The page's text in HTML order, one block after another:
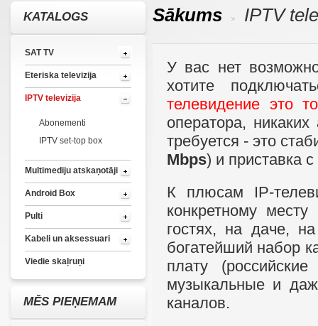
KATALOGS
SAT TV
Eteriska televizija
IPTV televizija
Abonementi
IPTV set-top box
Multimediju atskaņotāji
Android Box
Pulti
Kabeli un aksessuari
Viedie skaļruņi
MĒS PIEŅEMAM
Sākums IPTV
У вас нет
хотите
телевидение это
оператора,
требуется - это
Mbps) и приставка
К плюсам IP-
конкретному
гостях, на даче,
богатейший набор
плату
музыкальные и
каналов.